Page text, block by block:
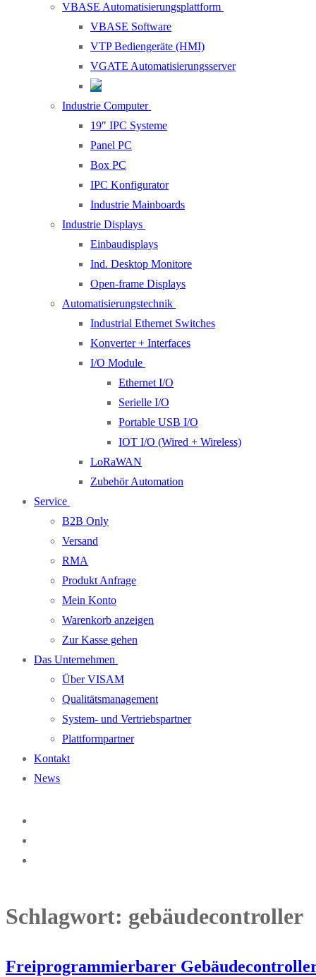
VBASE Automatisierungsplattform
VBASE Software
VTP Bediengeräte (HMI)
VGATE Automatisierungsserver
Industrie Computer
19″ IPC Systeme
Panel PC
Box PC
IPC Konfigurator
Industrie Mainboards
Industrie Displays
Einbaudisplays
Ind. Desktop Monitore
Open-frame Displays
Automatisierungstechnik
Industrial Ethernet Switches
Konverter + Interfaces
I/O Module
Ethernet I/O
Serielle I/O
Portable USB I/O
IOT I/O (Wired + Wireless)
LoRaWAN
Zubehör Automation
Service
B2B Only
Versand
RMA
Produkt Anfrage
Mein Konto
Warenkorb anzeigen
Zur Kasse gehen
Das Unternehmen
Über VISAM
Qualitätsmanagement
System- und Vertriebspartner
Plattformpartner
Kontakt
News
Schlagwort: gebäudecontroller
Freiprogrammierbarer